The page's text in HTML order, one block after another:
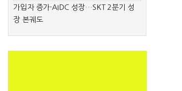
가입자 증가·AIDC 성장…SKT 2분기 성
장 본궤도